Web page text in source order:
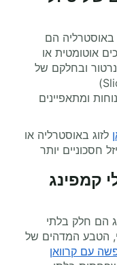
הם
אוטומטית או
ובחלקם של
ומתאפיינים
לזוג באוסטרליה או
חסכוניים יותר
קמפינג
הם חלק בלתי
הטבע המדהים של
עם קרוואן